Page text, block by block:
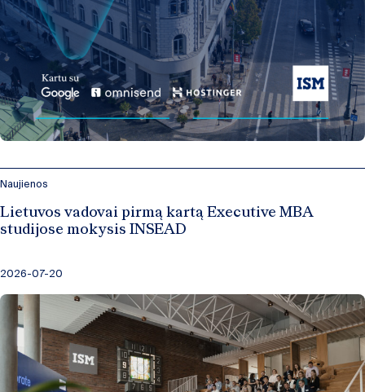
Naujienos
Lietuvos vadovai pirmą kartą Executive MBA
studijose mokysis INSEAD
2026-07-20